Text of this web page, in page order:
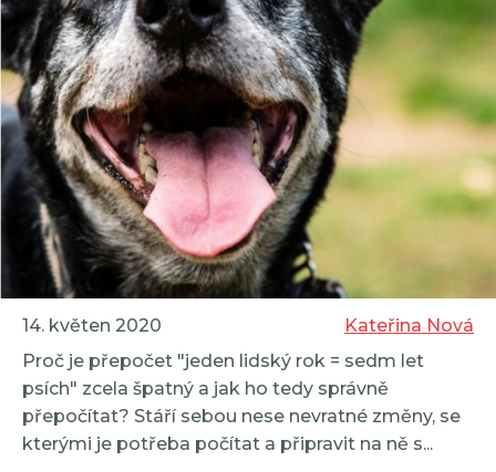
14. květen 2020
Kateřina Nová
Proč je přepočet "jeden lidský rok = sedm let
psích" zcela špatný a jak ho tedy správně
přepočítat? Stáří sebou nese nevratné změny, se
kterými je potřeba počítat a připravit na ně s...